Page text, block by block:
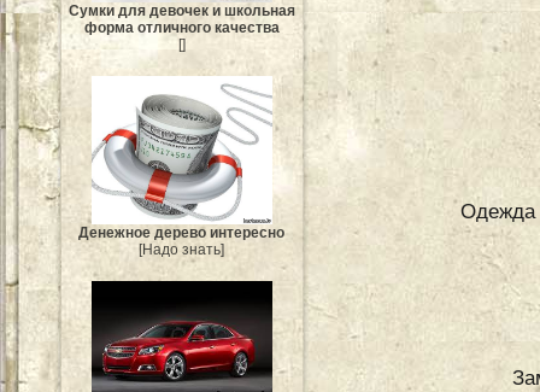
Сумки для девочек и школьная
форма отличного качества
[]
Денежное дерево интересно
[Надо знать]
Одежда